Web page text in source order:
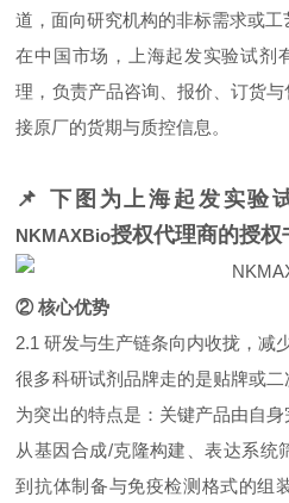
道，面向研究机构的非标需求或工
在中国市场，上海起发实验试剂
理，负责产品咨询、报价、订货
接原厂的货期与质控信息。
📌 下图为上海起发实验
NKMAXBio授权代理商的授权
② 核心优势
2.1 研发与生产链条向内收拢，减
很多科研试剂品牌走的是贴牌或
为突出的特点是：关键产品由自身
从基因合成/克隆构建、表达系统
到抗体制备与免疫检测格式的组